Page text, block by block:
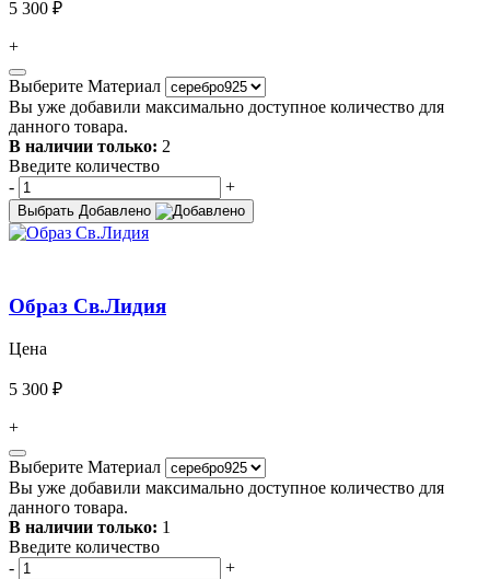
5 300 ₽
+
Выберите Материал
Вы уже добавили максимально доступное количество для
данного товара.
В наличии только: 2
Введите количество
-
+
Выбрать Добавлено
Образ Св.Лидия
Цена
5 300 ₽
+
Выберите Материал
Вы уже добавили максимально доступное количество для
данного товара.
В наличии только: 1
Введите количество
-
+